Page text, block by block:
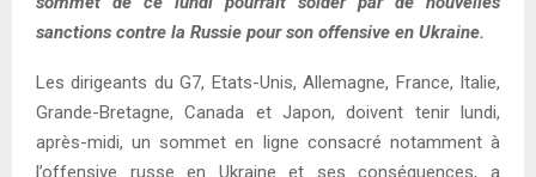
sanctions contre la Russie pour son offensive en Ukraine.
Les dirigeants du G7, Etats-Unis, Allemagne, France, Italie,
Grande-Bretagne, Canada et Japon, doivent tenir lundi,
après-midi, un sommet en ligne consacré notamment à
l’offensive russe en Ukraine et ses conséquences, a